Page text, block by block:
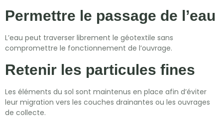
Permettre le passage de l’eau
L’eau peut traverser librement le géotextile sans
compromettre le fonctionnement de l’ouvrage.
Retenir les particules fines
Les éléments du sol sont maintenus en place afin d’éviter
leur migration vers les couches drainantes ou les ouvrages
de collecte.